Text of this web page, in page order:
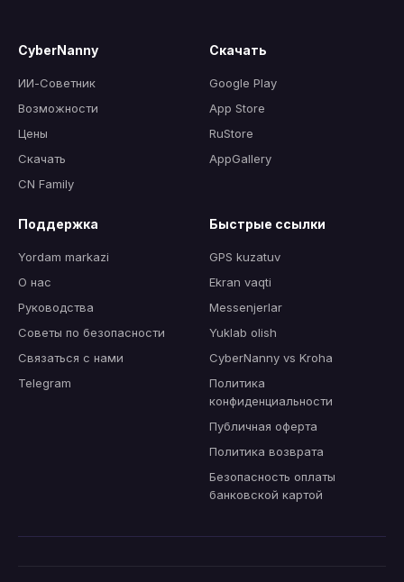
CyberNanny
ИИ-Советник
Возможности
Цены
Скачать
CN Family
Скачать
Google Play
App Store
RuStore
AppGallery
Поддержка
Yordam markazi
О нас
Руководства
Советы по безопасности
Связаться с нами
Telegram
Быстрые ссылки
GPS kuzatuv
Ekran vaqti
Messenjerlar
Yuklab olish
CyberNanny vs Kroha
Политика
конфиденциальности
Публичная оферта
Политика возврата
Безопасность оплаты
банковской картой